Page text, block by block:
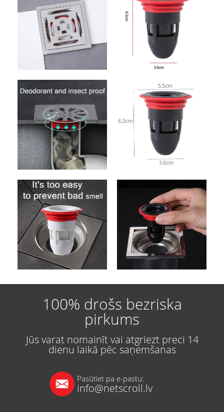
100% drošs bezriska
pirkums
Jūs varat nomainīt vai atgriezt preci 14
dienu laikā pēc saņemšanas
Pasūtiet pa e-pastu:
info@netscroll.lv